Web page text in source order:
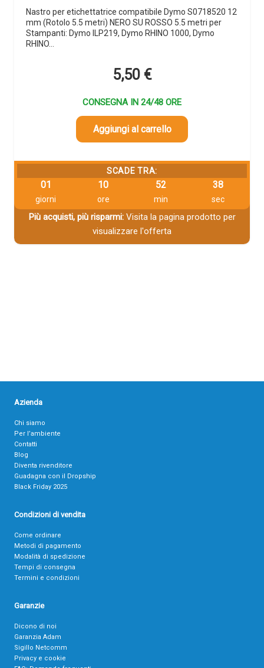
Nastro per etichettatrice compatibile Dymo S0718520 12
mm (Rotolo 5.5 metri) NERO SU ROSSO 5.5 metri per
Stampanti: Dymo ILP219, Dymo RHINO 1000, Dymo
RHINO…
5,50 €
CONSEGNA IN 24/48 ORE
Aggiungi al carrello
SCADE TRA:
01
giorni
10
ore
52
min
38
sec
Più acquisti, più risparmi:Visita la pagina prodotto per
visualizzare l'offerta
Azienda
Chi siamo
Per l’ambiente
Contatti
Blog
Diventa rivenditore
Guadagna con il Dropship
Black Friday 2025
Condizioni di vendita
Come ordinare
Metodi di pagamento
Modalità di spedizione
Tempi di consegna
Termini e condizioni
Garanzie
Dicono di noi
Garanzia Adam
Sigillo Netcomm
Privacy e cookie